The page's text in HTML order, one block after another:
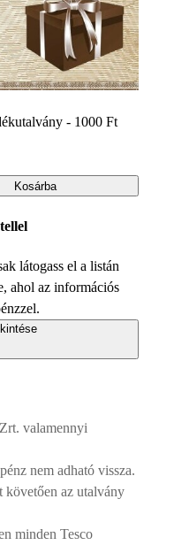
- 1000 Ft
Kosárba
látogass el a listán
ahol az információs
valamennyi
nem adható vissza.
követően az utalvány
minden Tesco